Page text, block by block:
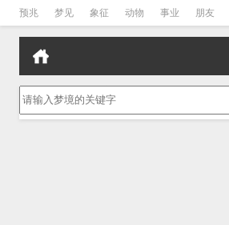
预兆 梦见 象征 动物 事业 朋友
孕妇 孩子 吵架 房子